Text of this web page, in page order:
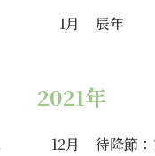
1月
辰年
2021年
12月
待降節